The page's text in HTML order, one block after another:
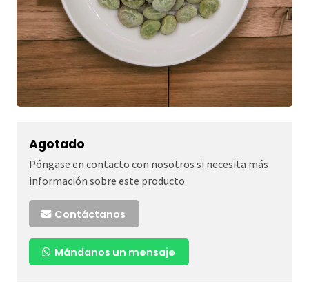
Agotado
Póngase en contacto con nosotros si necesita más
información sobre este producto.
Contáctanos
Mándanos un mensaje